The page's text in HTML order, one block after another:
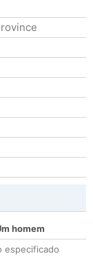
homem
especificado